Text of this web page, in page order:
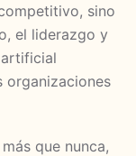
sino
el liderazgo y
organizaciones
que nunca,